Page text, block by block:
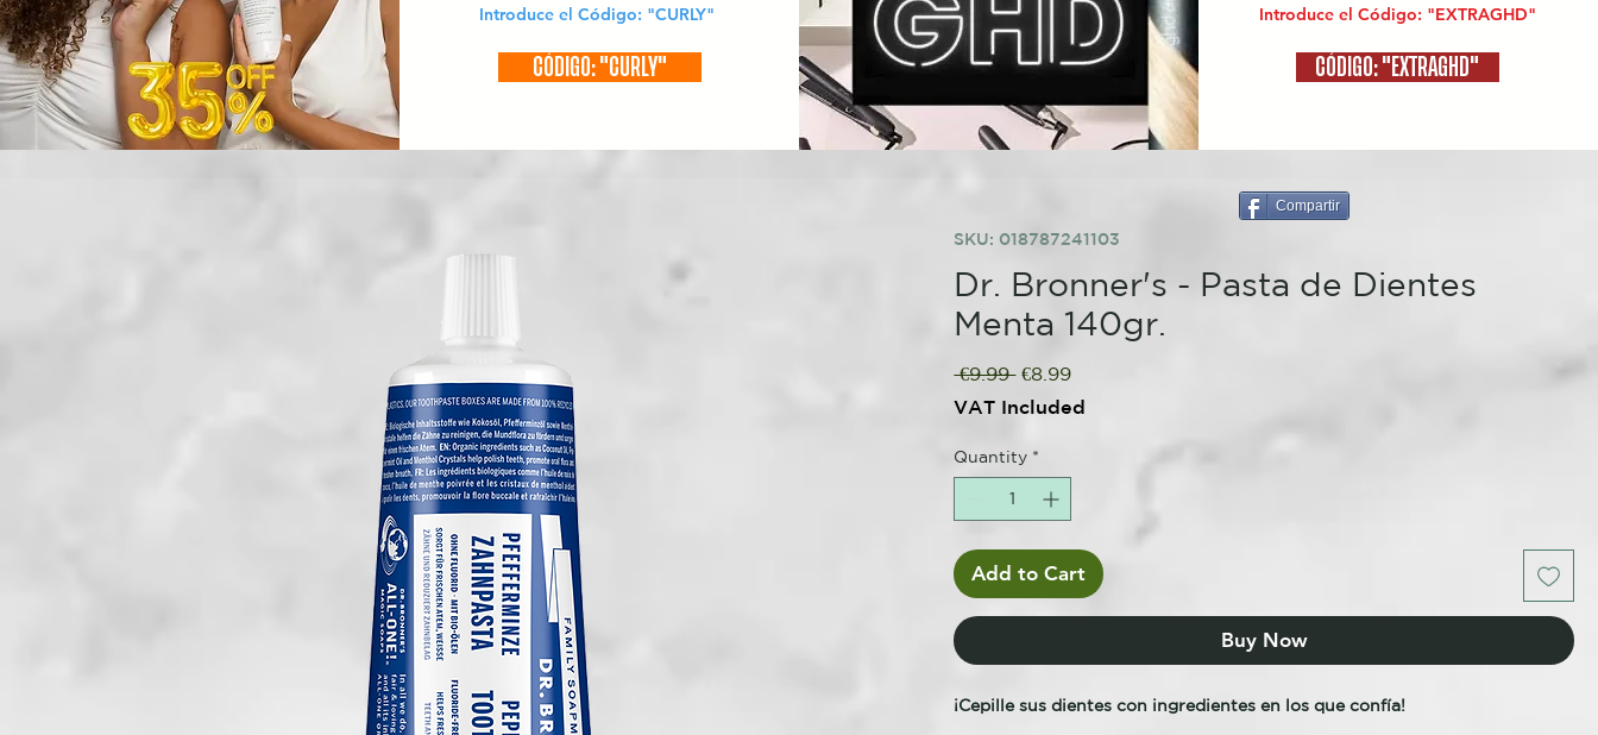
Introduce el Código: "CURLY"
CÓDIGO: "CURLY"
Introduce el Código: "EXTRAGHD"
CÓDIGO: "EXTRAGHD"
SKU: 018787241103
Dr. Bronner's - Pasta de Dientes
Menta 140gr.
€9.99 Regular
Price
€8.99Sale
Price
VAT Included
Quantity *
Add to Cart
Buy Now
¡Cepille sus dientes con ingredientes en los que confía!
Compartir